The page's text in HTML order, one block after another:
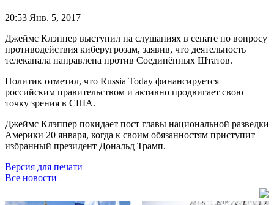
20:53 Янв. 5, 2017
Джеймс Клэппер выступил на слушаниях в сенате по вопросу
противодействия киберугрозам, заявив, что деятельность
телеканала направлена против Соединённых Штатов.
Политик отметил, что Russia Today финансируется
российским правительством и активно продвигает свою
точку зрения в США.
Джеймс Клэппер покидает пост главы национальной разведки
Америки 20 января, когда к своим обязанностям приступит
избранный президент Дональд Трамп.
Версия для печати
Все новости